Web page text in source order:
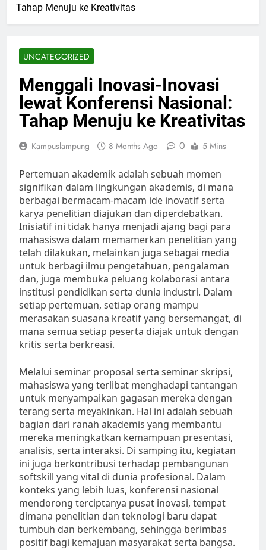
Tahap Menuju ke Kreativitas
UNCATEGORIZED
Menggali Inovasi-Inovasi
lewat Konferensi Nasional:
Tahap Menuju ke Kreativitas
Kampuslampung 8 Months Ago 0 5 Mins
Pertemuan akademik adalah sebuah momen
signifikan dalam lingkungan akademis, di mana
berbagai bermacam-macam ide inovatif serta
karya penelitian diajukan dan diperdebatkan.
Inisiatif ini tidak hanya menjadi ajang bagi para
mahasiswa dalam memamerkan penelitian yang
telah dilakukan, melainkan juga sebagai media
untuk berbagi ilmu pengetahuan, pengalaman
dan, juga membuka peluang kolaborasi antara
institusi pendidikan serta dunia industri. Dalam
setiap pertemuan, setiap orang mampu
merasakan suasana kreatif yang bersemangat, di
mana semua setiap peserta diajak untuk dengan
kritis serta berkreasi.
Melalui seminar proposal serta seminar skripsi,
mahasiswa yang terlibat menghadapi tantangan
untuk menyampaikan gagasan mereka dengan
terang serta meyakinkan. Hal ini adalah sebuah
bagian dari ranah akademis yang membantu
mereka meningkatkan kemampuan presentasi,
analisis, serta interaksi. Di samping itu, kegiatan
ini juga berkontribusi terhadap pembangunan
softskill yang vital di dunia profesional. Dalam
konteks yang lebih luas, konferensi nasional
mendorong terciptanya pusat inovasi, tempat
dimana penelitian dan teknologi baru dapat
tumbuh dan berkembang, sehingga berimbas
positif bagi kemajuan masyarakat serta bangsa.